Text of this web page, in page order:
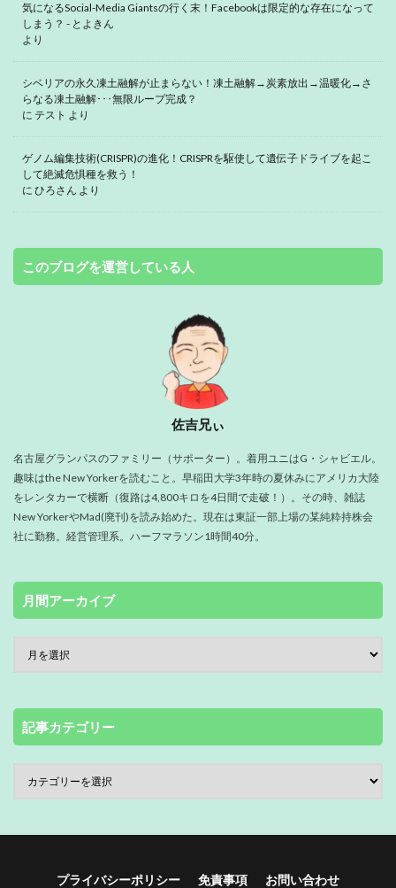
気になるSocial-Media Giantsの行く末！Facebookは限定的な存在になって
しまう？ - とよきん
より
シベリアの永久凍土融解が止まらない！凍土融解→炭素放出→温暖化→さ
らなる凍土融解･･･無限ループ完成？
に テスト より
ゲノム編集技術(CRISPR)の進化！CRISPRを駆使して遺伝子ドライブを起こ
して絶滅危惧種を救う！
に ひろさん より
このブログを運営している人
佐吉兄ぃ
名古屋グランパスのファミリー（サポーター）。着用ユニはG・シャビエル。
趣味はthe New Yorkerを読むこと。早稲田大学3年時の夏休みにアメリカ大陸
をレンタカーで横断（復路は4,800キロを4日間で走破！）。その時、雑誌
New YorkerやMad(廃刊)を読み始めた。現在は東証一部上場の某純粋持株会
社に勤務。経営管理系。ハーフマラソン1時間40分。
月間アーカイブ
記事カテゴリー
プライバシーポリシー 免責事項 お問い合わせ